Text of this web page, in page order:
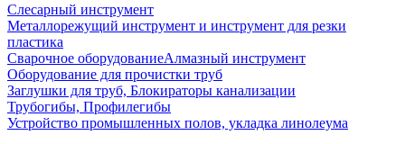
Слесарный инструмент
Металлорежущий инструмент и инструмент для резки
пластика
Сварочное оборудованиеАлмазный инструмент
Оборудование для прочистки труб
Заглушки для труб, Блокираторы канализации
Трубогибы, Профилегибы
Устройство промышленных полов, укладка линолеума